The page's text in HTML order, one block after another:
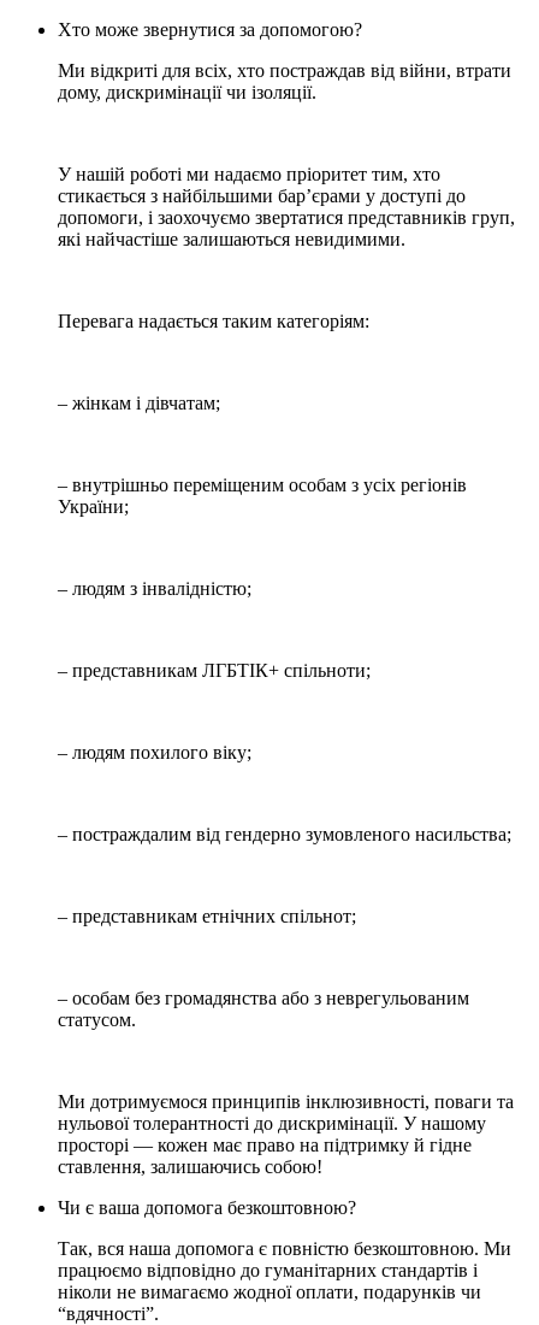
Хто може звернутися за допомогою?
Ми відкриті для всіх, хто постраждав від війни, втрати
дому, дискримінації чи ізоляції.
У нашій роботі ми надаємо пріоритет тим, хто
стикається з найбільшими бар’єрами у доступі до
допомоги, і заохочуємо звертатися представників груп,
які найчастіше залишаються невидимими.
Перевага надається таким категоріям:
– жінкам і дівчатам;
– внутрішньо переміщеним особам з усіх регіонів
України;
– людям з інвалідністю;
– представникам ЛГБТІК+ спільноти;
– людям похилого віку;
– постраждалим від гендерно зумовленого насильства;
– представникам етнічних спільнот;
– особам без громадянства або з неврегульованим
статусом.
Ми дотримуємося принципів інклюзивності, поваги та
нульової толерантності до дискримінації. У нашому
просторі — кожен має право на підтримку й гідне
ставлення, залишаючись собою!
Чи є ваша допомога безкоштовною?
Так, вся наша допомога є повністю безкоштовною. Ми
працюємо відповідно до гуманітарних стандартів і
ніколи не вимагаємо жодної оплати, подарунків чи
“вдячності”.